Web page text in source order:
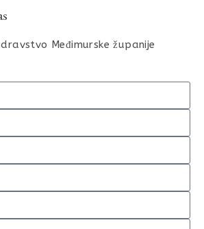
Međimurske županije